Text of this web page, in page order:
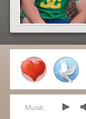
Musik: